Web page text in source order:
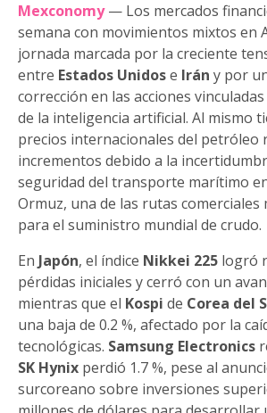
Mexconomy— Los mercados
semana con movimientos mixtos en
jornada marcada por la creciente
entre Estados Unidose Irán y por
corrección en las acciones
de la inteligencia artificial. Al mismo
precios internacionales del petróleo
incrementos debido a la
seguridad del transporte marítimo
Ormuz, una de las rutas
para el suministro mundial de crudo.
En Japón, el índice Nikkei 225 logró
pérdidas iniciales y cerró con un
mientras que el Kospi de Corea del
una baja de 0.2 %, afectado por la
tecnológicas. Samsung Electronics
SK Hynix perdió 1.7 %, pese al
surcoreano sobre inversiones